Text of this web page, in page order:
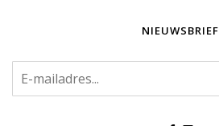
NIEUWSBRIEF